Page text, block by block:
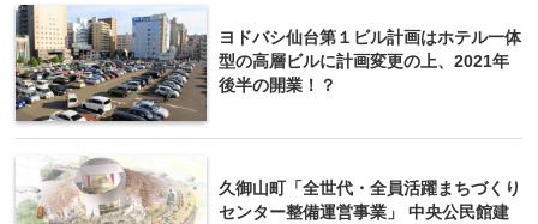
ヨドバシ仙台第１ビル計画はホテル一体
型の高層ビルに計画変更の上、2021年
後半の開業！？
久御山町「全世代・全員活躍まちづくり
センター整備運営事業」 中央公民館建